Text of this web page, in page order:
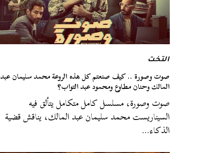
التخت
صوت وصورة .. كيف صنعتم كل هذه الروعة محمد سليمان عبد
المالك وحنان مطاوع ومحمود عبد التواب؟
صوت وصورة، مسلسل كامل متكامل يتألق فيه
السيناريست محمد سليمان عبد المالك، يناقش قضية
الذكاء…